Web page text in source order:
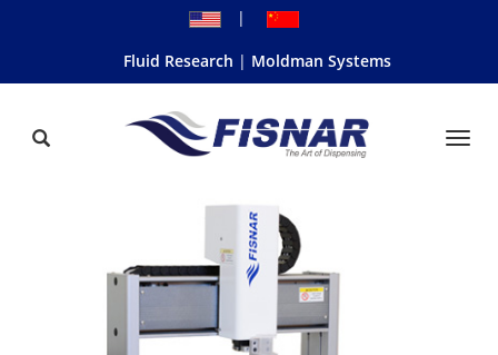
|
Fluid Research Moldman Systems